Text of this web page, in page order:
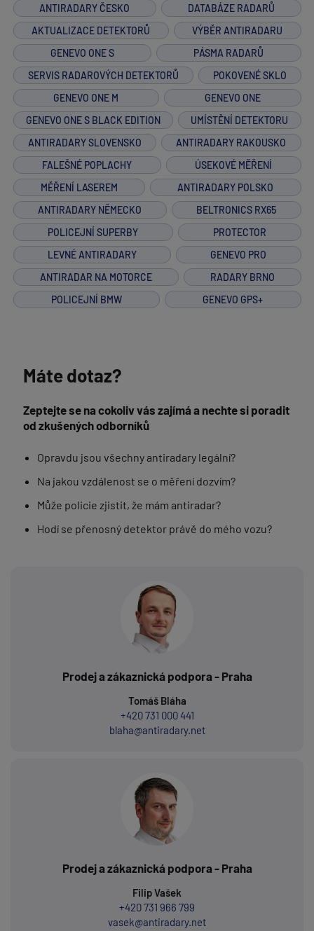
ANTIRADARY ČESKO
DATABÁZE RADARŮ
AKTUALIZACE DETEKTORŮ
VÝBĚR ANTIRADARU
GENEVO ONE S
PÁSMA RADARŮ
SERVIS RADAROVÝCH DETEKTORŮ
POKOVENÉ SKLO
GENEVO ONE M
GENEVO ONE
GENEVO ONE S BLACK EDITION
UMÍSTĚNÍ DETEKTORU
ANTIRADARY SLOVENSKO
ANTIRADARY RAKOUSKO
FALEŠNÉ POPLACHY
ÚSEKOVÉ MĚŘENÍ
MĚŘENÍ LASEREM
ANTIRADARY POLSKO
ANTIRADARY NĚMECKO
BELTRONICS RX65
POLICEJNÍ SUPERBY
PROTECTOR
LEVNÉ ANTIRADARY
GENEVO PRO
ANTIRADAR NA MOTORCE
RADARY BRNO
POLICEJNÍ BMW
GENEVO GPS+
Máte dotaz?
Zeptejte se na cokoliv vás zajímá a nechte si poradit
od zkušených odborníků
Opravdu jsou všechny antiradary legální?
Na jakou vzdálenost se o měření dozvím?
Může policie zjistit, že mám antiradar?
Hodí se přenosný detektor právě do mého vozu?
Prodej a zákaznická podpora - Praha
Tomáš Bláha
+420 731 000 441
blaha@antiradary.net
Prodej a zákaznická podpora - Praha
Filip Vašek
+420 731 966 799
vasek@antiradary.net